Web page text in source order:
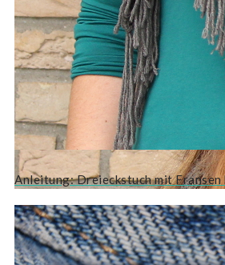
Anleitung: Dreieckstuch mit Fransen